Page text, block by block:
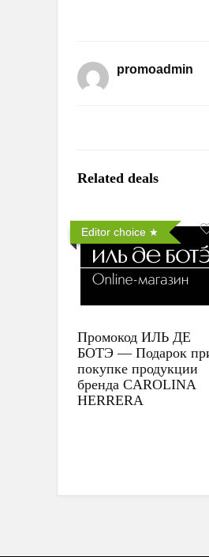
promoadmin
Related deals
Editor choice
Промокод ИЛЬ ДЕ
БОТЭ — Подарок
покупке продукции
бренда CAROLINA
HERRERA